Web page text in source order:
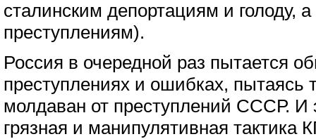
сталинским депортациям и голоду,
преступлениям).
Россия в очередной раз пытается
преступлениях и ошибках, пытаясь
молдаван от преступлений СССР. И
грязная и манипулятивная тактика